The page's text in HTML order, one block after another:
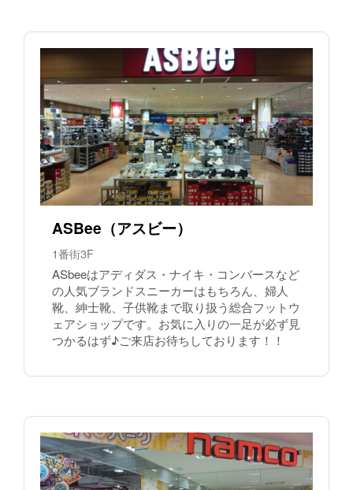
ASBee（アスビー）
1番街3F
ASbeeはアディダス・ナイキ・コンバースなど
の人気ブランドスニーカーはもちろん、婦人
靴、紳士靴、子供靴まで取り扱う総合フットウ
ェアショップです。お気に入りの一足が必ず見
つかるはず♪ご来店お待ちしております！！